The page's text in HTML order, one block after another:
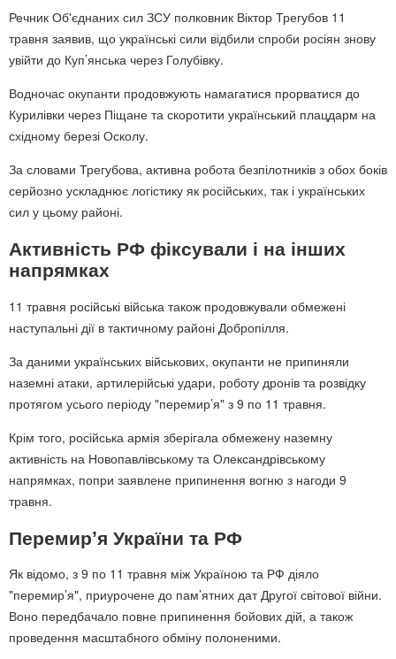
Речник Об'єднаних сил ЗСУ полковник Віктор Трегубов 11
травня заявив, що українські сили відбили спроби росіян знову
увійти до Куп’янська через Голубівку.
Водночас окупанти продовжують намагатися прорватися до
Курилівки через Піщане та скоротити український плацдарм на
східному березі Осколу.
За словами Трегубова, активна робота безпілотників з обох боків
серйозно ускладнює логістику як російських, так і українських
сил у цьому районі.
Активність РФ фіксували і на інших
напрямках
11 травня російські війська також продовжували обмежені
наступальні дії в тактичному районі Добропілля.
За даними українських військових, окупанти не припиняли
наземні атаки, артилерійські удари, роботу дронів та розвідку
протягом усього періоду "перемир’я" з 9 по 11 травня.
Крім того, російська армія зберігала обмежену наземну
активність на Новопавлівському та Олександрівському
напрямках, попри заявлене припинення вогню з нагоди 9
травня.
Перемирʼя України та РФ
Як відомо, з 9 по 11 травня між Україною та РФ діяло
"перемир’я", приурочене до пам’ятних дат Другої світової війни.
Воно передбачало повне припинення бойових дій, а також
проведення масштабного обміну полоненими.